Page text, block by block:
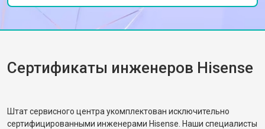
обслуживания и скоростью выполнения
работы. Спасибо за вашу помощь!
Сертификаты инженеров Hisense
Штат сервисного центра укомплектован исключительно
сертифицированными инженерами Hisense. Наши специалисты